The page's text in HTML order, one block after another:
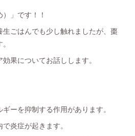
」です！！
ごはんでも少し触れましたが、棗
果についてお話しします。
ーを抑制する作用があります。
炎症が起きます。